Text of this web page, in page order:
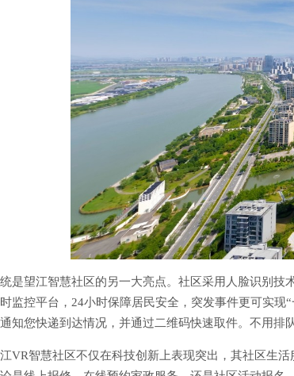
是望江智慧社区的另一大亮点。社区采用人脸识别技
监控平台，24小时保障居民安全，突发事件更可实
知您快递到达情况，并通过二维码快速取件。不用排
VR智慧社区不仅在科技创新上表现突出，其社区生